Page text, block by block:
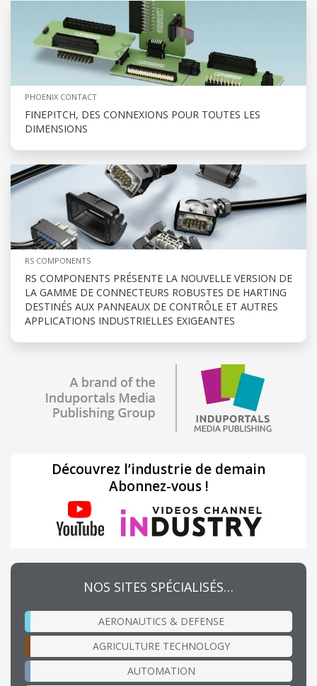
PHOENIX CONTACT
FINEPITCH, DES CONNEXIONS POUR TOUTES LES
DIMENSIONS
RS COMPONENTS
RS COMPONENTS PRÉSENTE LA NOUVELLE VERSION DE
LA GAMME DE CONNECTEURS ROBUSTES DE HARTING
DESTINÉS AUX PANNEAUX DE CONTRÔLE ET AUTRES
APPLICATIONS INDUSTRIELLES EXIGEANTES
Découvrez l’industrie de demain
Abonnez-vous !
NOS SITES SPÉCIALISÉS…
AERONAUTICS & DEFENSE
AGRICULTURE TECHNOLOGY
AUTOMATION